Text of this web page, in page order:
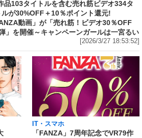
品103タイトルを含む売れ筋ビデオ334タ
ルが30%OFF＋10％ポイント還元!
動画」が「売れ筋！ビデオ30％OFF
」を開催～キャンペーンガールは一宮るい
[2026/3/27 18:53:52]
IT・スマホ
「FANZA」7周年記念でVR79作